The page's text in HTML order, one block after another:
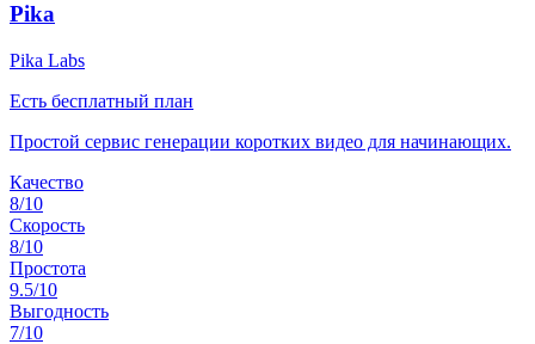
Pika
Pika Labs
Есть бесплатный план
Простой сервис генерации коротких видео для начинающих.
Качество
8/10
Скорость
8/10
Простота
9.5/10
Выгодность
7/10